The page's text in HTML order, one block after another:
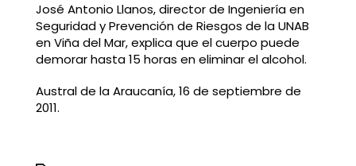
José Antonio Llanos, director de Ingeniería en
Seguridad y Prevención de Riesgos de la UNAB
en Viña del Mar, explica que el cuerpo puede
demorar hasta 15 horas en eliminar el alcohol.
Austral de la Araucanía, 16 de septiembre de
2011.